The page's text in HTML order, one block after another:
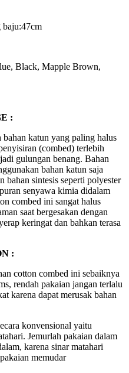
baju:47cm
Black, Mapple Brown,
:
katun yang paling halus
(combed) terlebih
gulungan benang. Bahan
bahan katun saja
bahan sintesis seperti polyester
senyawa kimia didalam
combed ini sangat halus
saat bergesakan dengan
keringat dan bahkan terasa
:
cotton combed ini sebaiknya
rendah pakaian jangan terlalu
karena dapat merusak bahan
konvensional yaitu
Jemurlah pakaian dalam
karena sinar matahari
memudar